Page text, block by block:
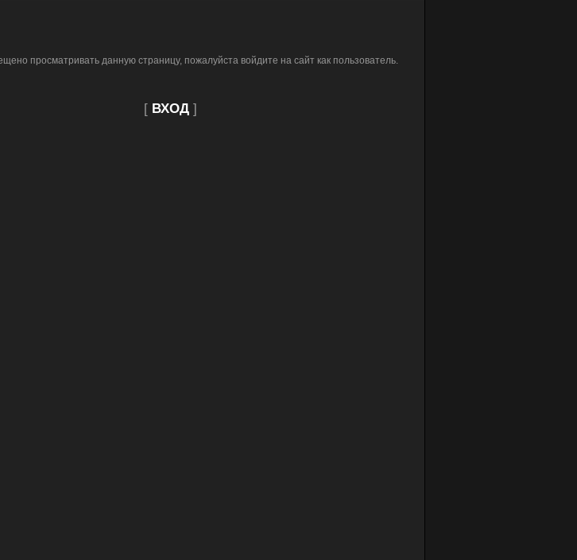
просматривать данную страницу, пожалуйста войдите на сайт как пользователь.
[ ВХОД]